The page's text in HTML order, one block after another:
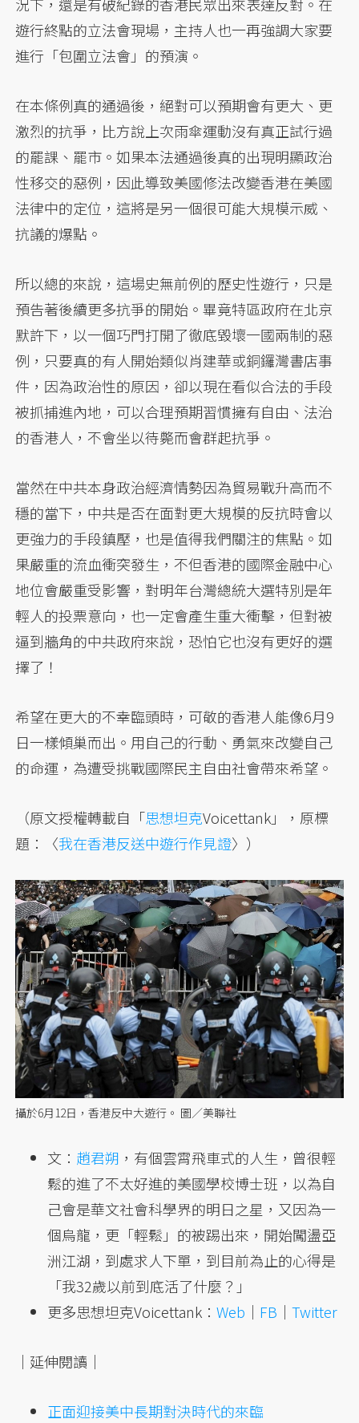
遊行終點的立法會現場，主持人也一再強調大家要
進行「包圍立法會」的預演。
在本條例真的通過後，絕對可以預期會有更大、更
激烈的抗爭，比方說上次雨傘運動沒有真正試行過
的罷課、罷市。如果本法通過後真的出現明顯政治
性移交的惡例，因此導致美國修法改變香港在美國
法律中的定位，這將是另一個很可能大規模示威、
抗議的爆點。
所以總的來說，這場史無前例的歷史性遊行，只是
預告著後續更多抗爭的開始。畢竟特區政府在北京
默許下，以一個巧門打開了徹底毀壞一國兩制的惡
例，只要真的有人開始類似肖建華或銅鑼灣書店事
件，因為政治性的原因，卻以現在看似合法的手段
被抓捕進內地，可以合理預期習慣擁有自由、法治
的香港人，不會坐以待斃而會群起抗爭。
當然在中共本身政治經濟情勢因為貿易戰升高而不
穩的當下，中共是否在面對更大規模的反抗時會以
更強力的手段鎮壓，也是值得我們關注的焦點。如
果嚴重的流血衝突發生，不但香港的國際金融中心
地位會嚴重受影響，對明年台灣總統大選特別是年
輕人的投票意向，也一定會產生重大衝擊，但對被
逼到牆角的中共政府來說，恐怕它也沒有更好的選
擇了！
希望在更大的不幸臨頭時，可敬的香港人能像6月9
日一樣傾巢而出。用自己的行動、勇氣來改變自己
的命運，為遭受挑戰國際民主自由社會帶來希望。
（原文授權轉載自「思想坦克Voicettank」，原標
題：〈我在香港反送中遊行作見證〉）
攝於6月12日，香港反中大遊行。 圖／美聯社
文： 趙君朔 ，有個雲霄飛車式的人生，曾很輕
鬆的進了不太好進的美國學校博士班，以為自
己會是華文社會科學界的明日之星，又因為一
個烏龍，更「輕鬆」的被踢出來，開始闖盪亞
洲江湖，到處求人下單，到目前為止的心得是
「我32歲以前到底活了什麼？」
更多思想坦克Voicettank：Web ｜ FB ｜Twitter
｜延伸閱讀｜
正面迎接美中長期對決時代的來臨